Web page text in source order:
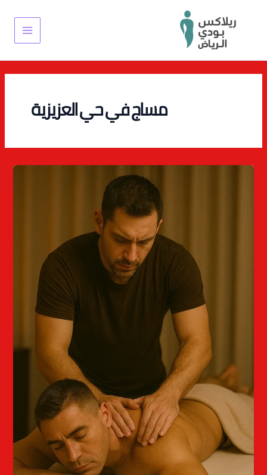
Main
Menu
مساج في حي العزيزية